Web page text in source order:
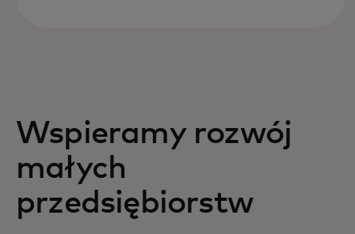
Wspieramy rozwój
małych
przedsiębiorstw